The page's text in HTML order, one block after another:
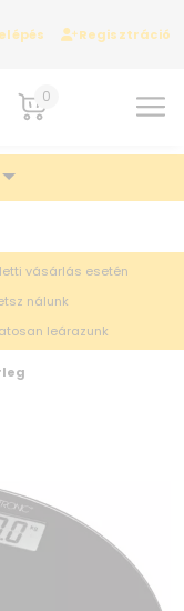
Regisztráció
0
vásárlás esetén
nálunk
leárazunk